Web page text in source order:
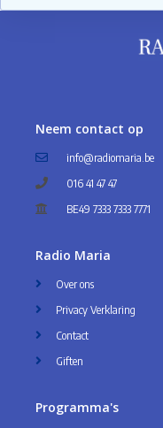
Neem contact op
info@radiomaria.be
016 41 47 47
BE49 7333 7333 7771
Radio Maria
Over ons
Privacy Verklaring
Contact
Giften
Programma's